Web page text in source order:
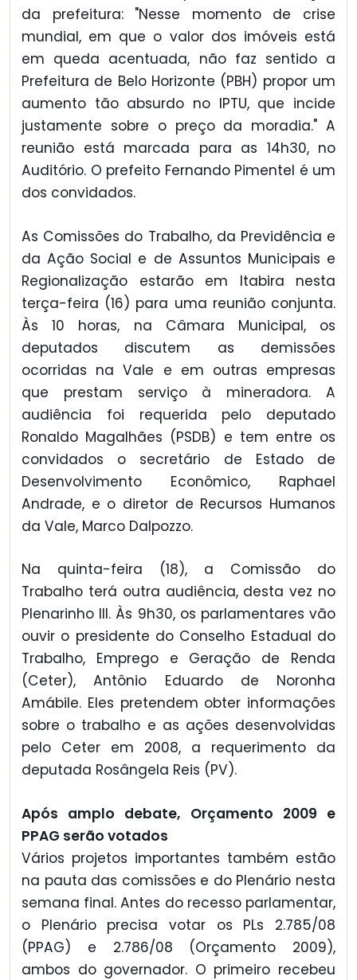
da prefeitura: "Nesse momento de crise
mundial, em que o valor dos imóveis está
em queda acentuada, não faz sentido a
Prefeitura de Belo Horizonte (PBH) propor um
aumento tão absurdo no IPTU, que incide
justamente sobre o preço da moradia." A
reunião está marcada para as 14h30, no
Auditório. O prefeito Fernando Pimentel é um
dos convidados.
As Comissões do Trabalho, da Previdência e
da Ação Social e de Assuntos Municipais e
Regionalização estarão em Itabira nesta
terça-feira (16) para uma reunião conjunta.
Às 10 horas, na Câmara Municipal, os
deputados discutem as demissões
ocorridas na Vale e em outras empresas
que prestam serviço à mineradora. A
audiência foi requerida pelo deputado
Ronaldo Magalhães (PSDB) e tem entre os
convidados o secretário de Estado de
Desenvolvimento Econômico, Raphael
Andrade, e o diretor de Recursos Humanos
da Vale, Marco Dalpozzo.
Na quinta-feira (18), a Comissão do
Trabalho terá outra audiência, desta vez no
Plenarinho III. Às 9h30, os parlamentares vão
ouvir o presidente do Conselho Estadual do
Trabalho, Emprego e Geração de Renda
(Ceter), Antônio Eduardo de Noronha
Amábile. Eles pretendem obter informações
sobre o trabalho e as ações desenvolvidas
pelo Ceter em 2008, a requerimento da
deputada Rosângela Reis (PV).
Após amplo debate, Orçamento 2009 e
PPAG serão votados
Vários projetos importantes também estão
na pauta das comissões e do Plenário nesta
semana final. Antes do recesso parlamentar,
o Plenário precisa votar os PLs 2.785/08
(PPAG) e 2.786/08 (Orçamento 2009),
ambos do governador. O primeiro recebeu